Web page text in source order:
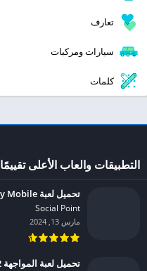
تعارف
سيارات ومركبات
كلمات
التطبيقات والعاب الأعلى تقييمًا
تحميل لعبة Dragon City Mobile مهكرة للاندرويد 2024
Social Point‏
مارس 13, 2024
تحميل لعبة المواجهة 2 مهكرة للاندرويد 2024